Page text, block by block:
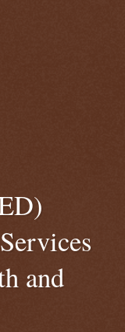
and